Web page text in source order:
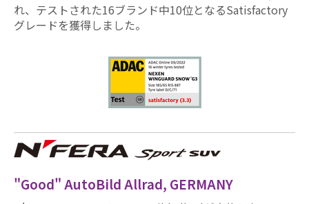
れ、テストされた16ブランド中10位となるSatisfactory
グレードを獲得しました。
"Good" AutoBild Allrad, GERMANY